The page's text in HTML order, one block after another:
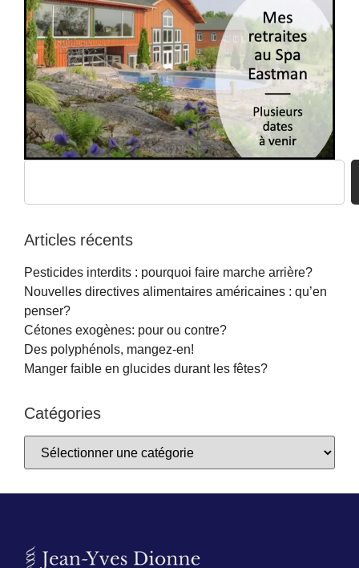
Articles récents
Pesticides interdits : pourquoi faire marche arrière?
Nouvelles directives alimentaires américaines : qu’en
penser?
Cétones exogènes: pour ou contre?
Des polyphénols, mangez-en!
Manger faible en glucides durant les fêtes?
Catégories